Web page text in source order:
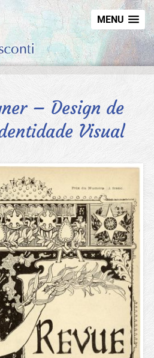
MENU
– Design de
Visual